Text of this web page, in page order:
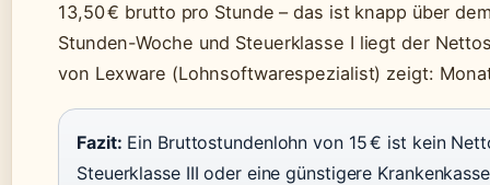
13,50 € brutto pro Stunde – das ist knapp über
Stunden-Woche und Steuerklasse I liegt der
von Lexware (Lohnsoftwarespezialist) zeigt:
Fazit: Ein Bruttostundenlohn von 15 € ist kein
Steuerklasse III oder eine günstigere